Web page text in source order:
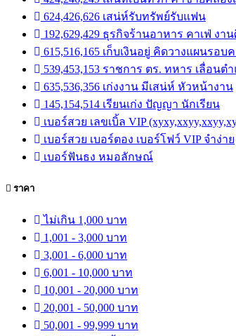
624,426,626 เสน่ห์รับทรัพย์รับแฟน
192,629,429 ธุรกิจร้านอาหาร คาเฟ่ งา
615,516,165 เก็บเงินอยู่ คิดวางแผนรอบ
539,453,153 ราชการ ตร. ทหาร เลื่อนต
635,536,356 เก่งงาน มีเสน่ห์ หัวหน้างาน
145,154,514 เรียนเก่ง ปัญญา นักเรียน
เบอร์สวย เลขเบิ้ล VIP
เบอร์สวย เบอร์ตอง เบอร์โฟว์ VIP จำง่าย
เบอร์ฟันธง หมอลักษณ์
ราคา
ไม่เกิน 1,000 บาท
1,001 - 3,000 บาท
3,001 - 6,000 บาท
6,001 - 10,000 บาท
10,001 - 20,000 บาท
20,001 - 50,000 บาท
50,001 - 99,999 บาท